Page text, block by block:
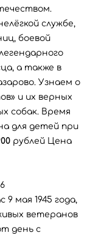
службе,
боевой
а также в
Узнаем о
и их верных
собак. Время
для детей при
рублей Цена
мая 1945 года,
ветеранов
день с